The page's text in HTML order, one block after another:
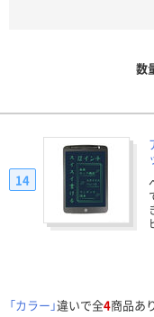
数
14
「カラー」違いで全4商品あ